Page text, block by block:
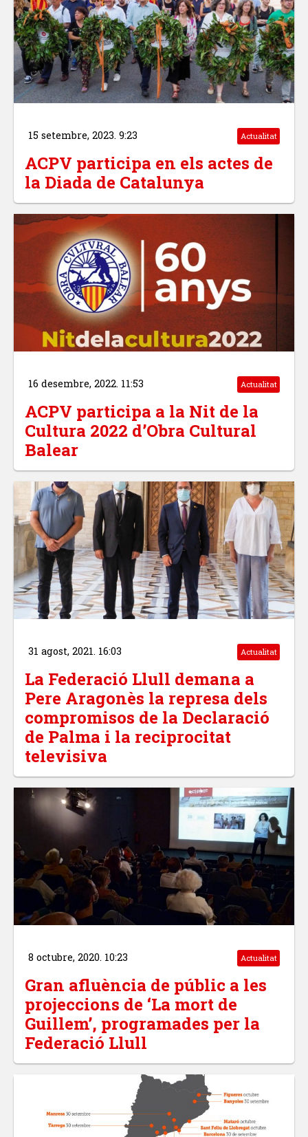
15 setembre, 2023. 9:23 Actualitat
ACPV participa en els actes de
la Diada de Catalunya
16 desembre, 2022. 11:53 Actualitat
ACPV participa a la Nit de la
Cultura 2022 d’Obra Cultural
Balear
31 agost, 2021. 16:03 Actualitat
La Federació Llull demana a
Pere Aragonès la represa dels
compromisos de la Declaració
de Palma i la reciprocitat
televisiva
8 octubre, 2020. 10:23 Actualitat
Gran afluència de públic a les
projeccions de ‘La mort de
Guillem’, programades per la
Federació Llull